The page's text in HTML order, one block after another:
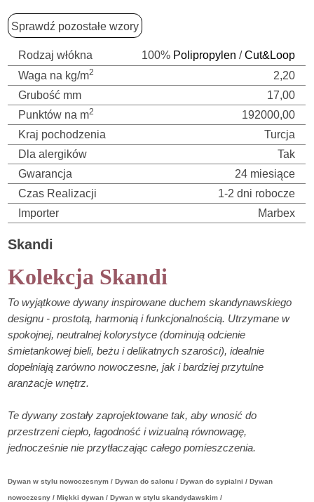
Sprawdź pozostałe wzory
Rodzaj włókna 100% Polipropylen /Cut&Loop
Waga na kg/m2
2,20
Grubość mm
17,00
Punktów na m2
192000,00
Kraj pochodzenia
Turcja
Dla alergików
Tak
Gwarancja
24 miesiące
Czas Realizacji
1-2 dni robocze
Importer
Marbex
Skandi
Kolekcja Skandi
To wyjątkowe dywany inspirowane duchem skandynawskiego
designu - prostotą, harmonią i funkcjonalnością. Utrzymane w
spokojnej, neutralnej kolorystyce (dominują odcienie
śmietankowej bieli, beżu i delikatnych szarości), idealnie
dopełniają zarówno nowoczesne, jak i bardziej przytulne
aranżacje wnętrz.
Te dywany zostały zaprojektowane tak, aby wnosić do
przestrzeni ciepło, łagodność i wizualną równowagę,
jednocześnie nie przytłaczając całego pomieszczenia.
Dywan w stylu nowoczesnym / Dywan do salonu / Dywan do sypialni / Dywan
nowoczesny / Miękki dywan / Dywan w stylu skandydawskim /